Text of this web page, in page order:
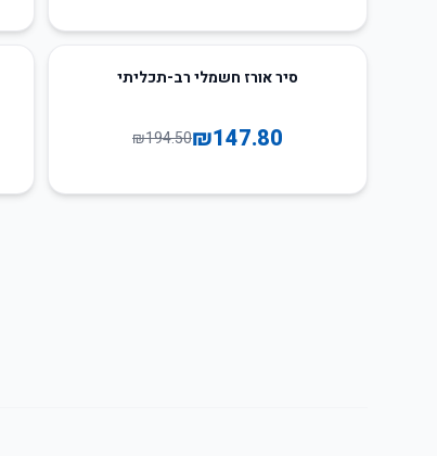
סיר אורז חשמלי רב-תכליתי
₪147.80
₪194.50